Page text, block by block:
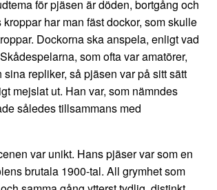
för pjäsen är döden, bortgång och
har man fäst dockor, som skulle
Dockorna ska anspela, enligt vad
som ofta var amatörer,
repliker, så pjäsen var på sitt sätt
mejslat ut. Han var, som nämndes
således tillsammans med
var unikt. Hans pjäser var som en
brutala 1900-tal. All grymhet som